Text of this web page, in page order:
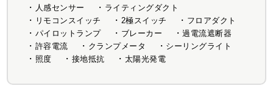
人感センサー
ライティングダクト
リモコンスイッチ
2極スイッチ
フロアダクト
パイロットランプ
ブレーカー
過電流遮断器
許容電流
クランプメータ
シーリングライト
照度
接地抵抗 太陽光発電